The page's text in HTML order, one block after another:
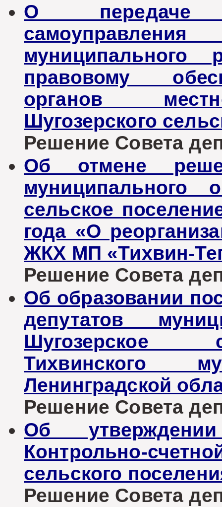
О передаче
муниципального
правовому
органов
Шугозерского
Решение Совета
Об отмене
муниципального
сельское
года «О
ЖКХ МП «Тихвин-
Решение Совета
Об образовании
депутатов
Шугозерское
Тихвинского
Ленинградской
Решение Совета
Об
Контрольно-
сельского
Решение Совета